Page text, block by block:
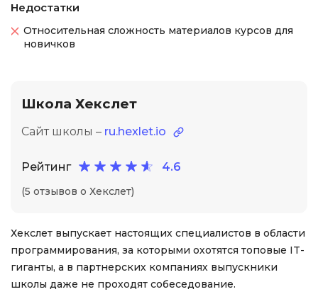
Недостатки
Относительная сложность материалов курсов для
новичков
Школа Хекслет
Сайт школы – ru.hexlet.io
Рейтинг 4.6
(5 отзывов о Хекслет)
Хекслет выпускает настоящих специалистов в области
программирования, за которыми охотятся топовые IT-
гиганты, а в партнерских компаниях выпускники
школы даже не проходят собеседование.